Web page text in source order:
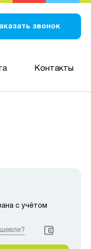
звонок
Контакты
с учётом